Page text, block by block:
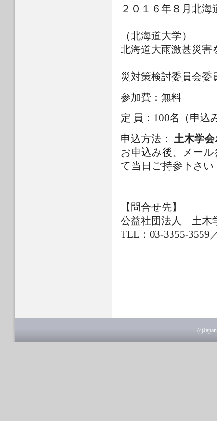
２０１６年８月北
（北海道大学）
北海道大雨激甚災
災対策検討委員会
参加費：無料
定 員：100名（申込
申込方法： 土木学
お申込み後、メー
て当日ご持参下さい
【問合せ先】
公益社団法人 土
TEL：03-3355-3559